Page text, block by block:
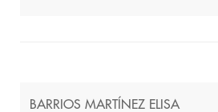
BARRIOS MARTÍNEZ ELISA